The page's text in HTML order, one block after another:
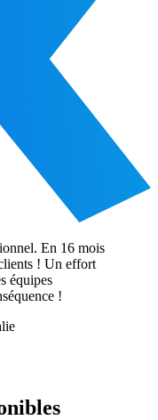
En 16 mois
! Un effort
équipes
!